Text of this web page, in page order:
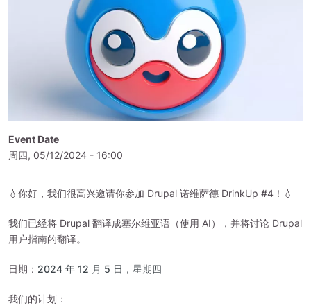
Event Date
周四, 05/12/2024 - 16:00
💧你好，我们很高兴邀请你参加 Drupal 诺维萨德 DrinkUp #4！💧
我们已经将 Drupal 翻译成塞尔维亚语（使用 AI），并将讨论 Drupal
用户指南的翻译。
日期： 2024 年 12 月 5 日，星期四
我们的计划：